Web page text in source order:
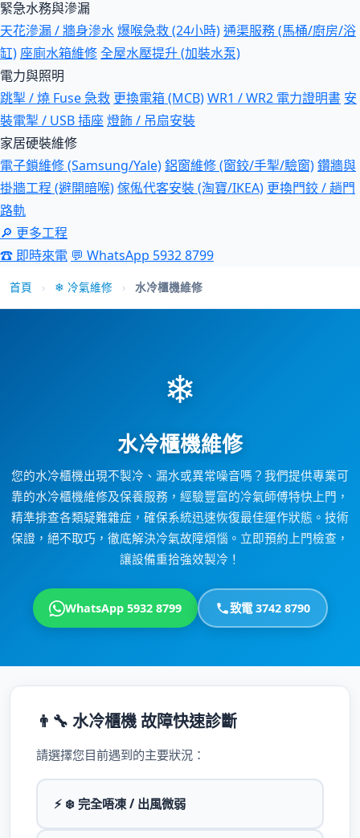
緊急水務與滲漏
天花滲漏 / 牆身滲水爆喉急救 (24小時)通渠服務 (馬桶/廚房/浴
缸) 座廁水箱維修全屋水壓提升 (加裝水泵)
電力與照明
跳掣 / 燒 Fuse 急救 更換電箱 (MCB)WR1 / WR2 電力證明書 安
裝電掣 / USB 插座燈飾 / 吊扇安裝
家居硬裝維修
電子鎖維修 (Samsung/Yale)鋁窗維修 (窗鉸/手掣/驗窗)鑽牆與
掛牆工程 (避開暗喉)傢俬代客安裝 (淘寶/IKEA) 更換門鉸 / 趟門
路軌
🔎 更多工程
☎ 即時來電 💬 WhatsApp 5932 8799
首頁 › ❄ 冷氣維修 › 水冷櫃機維修
❄
水冷櫃機維修
您的水冷櫃機出現不製冷、漏水或異常噪音嗎？我們提供專業可
靠的水冷櫃機維修及保養服務，經驗豐富的冷氣師傅特快上門，
精準排查各類疑難雜症，確保系統迅速恢復最佳運作狀態。技術
保證，絕不取巧，徹底解決冷氣故障煩惱。立即預約上門檢查，
讓設備重拾強效製冷！
WhatsApp 5932 8799 致電 3742 8790
👨‍🔧 水冷櫃機 故障快速診斷
請選擇您目前遇到的主要狀況：
⚡ ❄️ 完全唔凍 / 出風微弱